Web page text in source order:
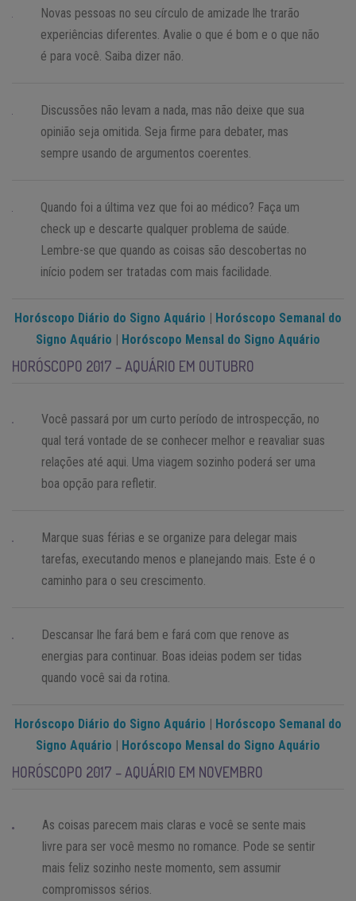
Novas pessoas no seu círculo de amizade lhe trarão
experiências diferentes. Avalie o que é bom e o que não
é para você. Saiba dizer não.
Discussões não levam a nada, mas não deixe que sua
opinião seja omitida. Seja firme para debater, mas
sempre usando de argumentos coerentes.
Quando foi a última vez que foi ao médico? Faça um
check up e descarte qualquer problema de saúde.
Lembre-se que quando as coisas são descobertas no
início podem ser tratadas com mais facilidade.
Horóscopo Diário do Signo Aquário | Horóscopo Semanal do
Signo Aquário | Horóscopo Mensal do Signo Aquário
HORÓSCOPO 2017 – AQUÁRIO EM OUTUBRO
Você passará por um curto período de introspecção, no
qual terá vontade de se conhecer melhor e reavaliar suas
relações até aqui. Uma viagem sozinho poderá ser uma
boa opção para refletir.
Marque suas férias e se organize para delegar mais
tarefas, executando menos e planejando mais. Este é o
caminho para o seu crescimento.
Descansar lhe fará bem e fará com que renove as
energias para continuar. Boas ideias podem ser tidas
quando você sai da rotina.
Horóscopo Diário do Signo Aquário | Horóscopo Semanal do
Signo Aquário | Horóscopo Mensal do Signo Aquário
HORÓSCOPO 2017 – AQUÁRIO EM NOVEMBRO
As coisas parecem mais claras e você se sente mais
livre para ser você mesmo no romance. Pode se sentir
mais feliz sozinho neste momento, sem assumir
compromissos sérios.